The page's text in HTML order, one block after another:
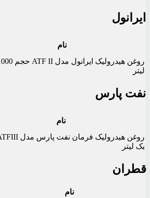
ایرانول
نام
لیتر
نفت پارس
نام
یک لیتر
قطران
نام